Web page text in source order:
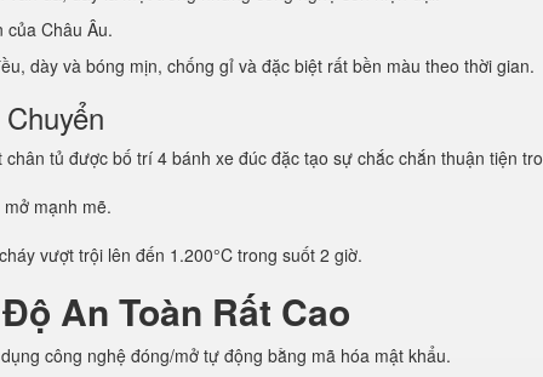
của Châu Âu.
dày và bóng mịn, chống gỉ và đặc biệt rất bền màu theo thời gian.
tủ được bố trí 4 bánh xe đúc đặc tạo sự chắc chắn thuận tiện
mạnh mẽ.
vượt trội lên đến 1.200°C trong suốt 2 giờ.
An Toàn Rất Cao
công nghệ đóng/mở tự động bằng mã hóa mật khẩu.